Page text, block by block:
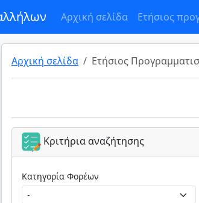
Αρχική σελίδα Ετήσιος
Αρχική σελίδα Ετήσιος
Κριτήρια αναζήτησης
Κατηγορία Φορέων